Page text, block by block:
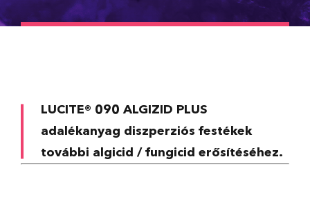
LUCITE® 090 ALGIZID PLUS
adalékanyag diszperziós festékek
további algicid / fungicid erősítéséhez.